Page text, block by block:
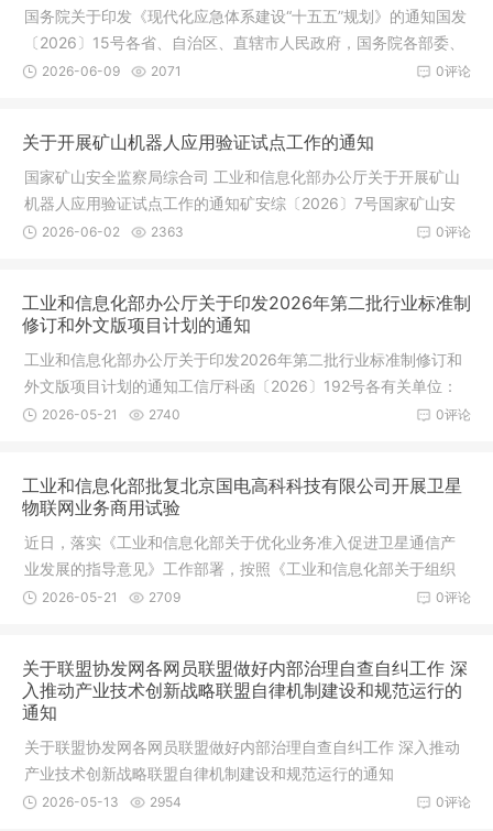
国务院关于印发《现代化应急体系建设“十五五”规划》的通知国发
〔2026〕15号各省、自治区、直辖市人民政府，国务院各部委、
各直
0评论
2026-06-09 2071
关于开展矿山机器人应用验证试点工作的通知
国家矿山安全监察局综合司 工业和信息化部办公厅关于开展矿山
机器人应用验证试点工作的通知矿安综〔2026〕7号国家矿山安
全监察局
0评论
2026-06-02 2363
工业和信息化部办公厅关于印发2026年第二批行业标准制
修订和外文版项目计划的通知
工业和信息化部办公厅关于印发2026年第二批行业标准制修订和
外文版项目计划的通知工信厅科函〔2026〕192号各有关单位：
按照工作
0评论
2026-05-21 2740
工业和信息化部批复北京国电高科科技有限公司开展卫星
物联网业务商用试验
近日，落实《工业和信息化部关于优化业务准入促进卫星通信产
业发展的指导意见》工作部署，按照《工业和信息化部关于组织
开展卫星
0评论
2026-05-21 2709
关于联盟协发网各网员联盟做好内部治理自查自纠工作 深
入推动产业技术创新战略联盟自律机制建设和规范运行的
通知
关于联盟协发网各网员联盟做好内部治理自查自纠工作 深入推动
产业技术创新战略联盟自律机制建设和规范运行的通知
0评论
2026-05-13 2954